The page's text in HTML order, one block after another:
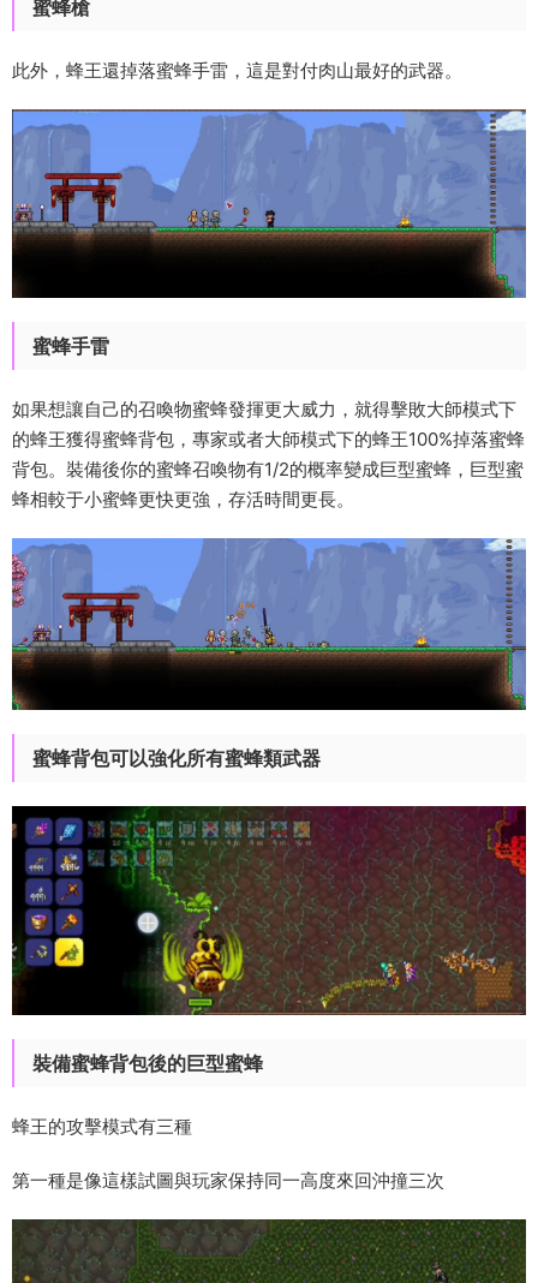
蜜蜂槍
此外，蜂王還掉落蜜蜂手雷，這是對付肉山最好的武器。
蜜蜂手雷
如果想讓自己的召喚物蜜蜂發揮更大威力，就得擊敗大師模式下
的蜂王獲得蜜蜂背包，專家或者大師模式下的蜂王100%掉落蜜蜂
背包。裝備後你的蜜蜂召喚物有1/2的概率變成巨型蜜蜂，巨型蜜
蜂相較于小蜜蜂更快更強，存活時間更長。
蜜蜂背包可以強化所有蜜蜂類武器
裝備蜜蜂背包後的巨型蜜蜂
蜂王的攻擊模式有三種
第一種是像這樣試圖與玩家保持同一高度來回沖撞三次